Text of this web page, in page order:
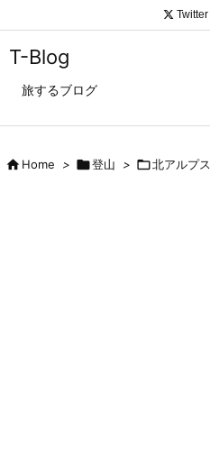
T-Blog
旅するブログ
Twitter
Home > 登山 > 北アルプス